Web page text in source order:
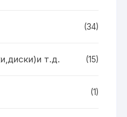
(34)
т.д. (15)
(1)